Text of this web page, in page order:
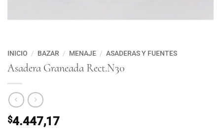
INICIO / BAZAR / MENAJE / ASADERAS Y FUENTES
Asadera Graneada Rect.N30
$4.447,17